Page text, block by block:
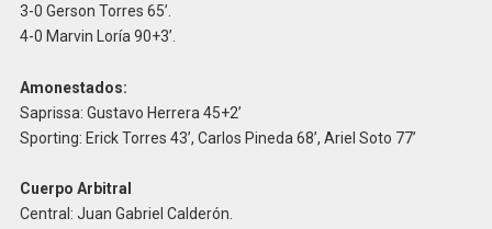
3-0 Gerson Torres 65’.
4-0 Marvin Loría 90+3’.
Amonestados:
Saprissa: Gustavo Herrera 45+2’
Sporting: Erick Torres 43’, Carlos Pineda 68’, Ariel Soto 77’
Cuerpo Arbitral
Central: Juan Gabriel Calderón.